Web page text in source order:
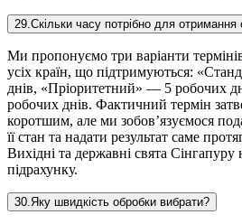
29 Скільки часу потрібно для отримання
Ми пропонуємо три варіанти
усіх країн, що підтримуються:
днів, «Пріоритетний» — 5 робочих
робочих днів. Фактичний термін
коротшим, але ми зобов’язуємося
її стан та надати результат саме
Вихідні та державні свята
підрахунку.
30 Яку швидкість обробки вибрати?